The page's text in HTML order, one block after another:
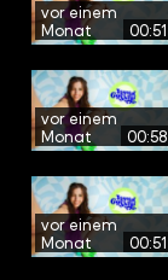
vor einem
Monat
00:51
vor einem
Monat
00:58
vor einem
Monat
00:51